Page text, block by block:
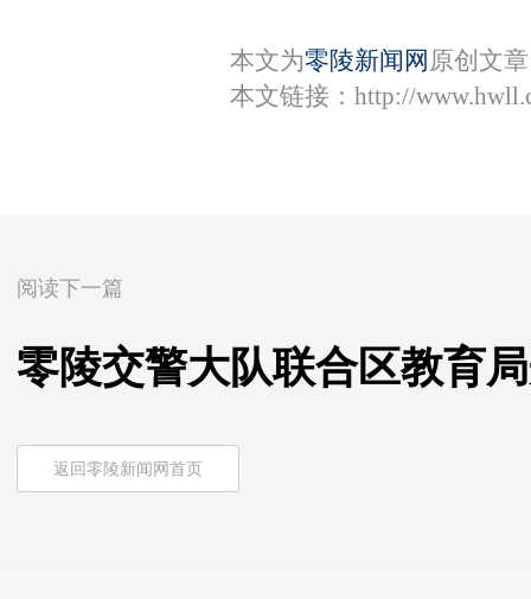
本文为零陵新闻网 原创文
本文链接： http://
阅读下一篇
零陵交警大队联合区教育
返回零陵新闻网首页